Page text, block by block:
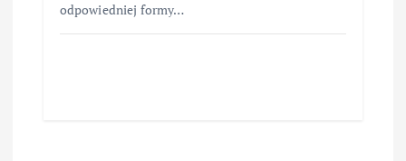
odpowiedniej formy…